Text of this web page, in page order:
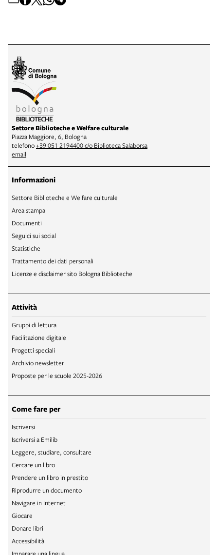
Settore Biblioteche e Welfare culturale
Piazza Maggiore, 6, Bologna
telefono+39 051 2194400 c/o Biblioteca Salaborsa
email
Informazioni
Settore Biblioteche e Welfare culturale
Area stampa
Documenti
Seguici sui social
Statistiche
Trattamento dei dati personali
Licenze e disclaimer sito Bologna Biblioteche
Attività
Gruppi di lettura
Facilitazione digitale
Progetti speciali
Archivio newsletter
Proposte per le scuole 2025-2026
Come fare per
Iscriversi
Iscriversi a Emilib
Leggere, studiare, consultare
Cercare un libro
Prendere un libro in prestito
Riprodurre un documento
Navigare in Internet
Giocare
Donare libri
Accessibilità